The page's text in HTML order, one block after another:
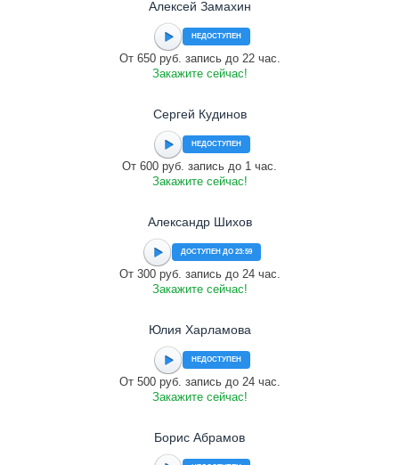
Алексей Замахин
НЕДОСТУПЕН
От 650 руб. запись до 22 час.
Закажите сейчас!
Сергей Кудинов
НЕДОСТУПЕН
От 600 руб. запись до 1 час.
Закажите сейчас!
Александр Шихов
ДОСТУПЕН ДО 23:59
От 300 руб. запись до 24 час.
Закажите сейчас!
Юлия Харламова
НЕДОСТУПЕН
От 500 руб. запись до 24 час.
Закажите сейчас!
Борис Абрамов